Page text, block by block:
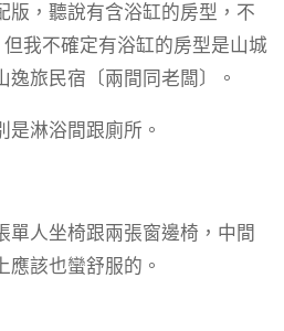
版，聽說有含浴缸的房型，不
我不確定有浴缸的房型是山城
旅民宿〔兩間同老闆〕。
是淋浴間跟廁所。
單人坐椅跟兩張窗邊椅，中間
應該也蠻舒服的。